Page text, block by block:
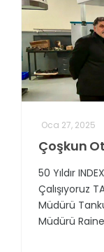
Oca 27, 2025
50 Yıldır
Çalışıyoruz
Müdürü
Müdürü